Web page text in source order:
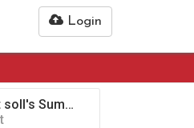
Login
In der (Kolonie) Zukunft soll's Summen